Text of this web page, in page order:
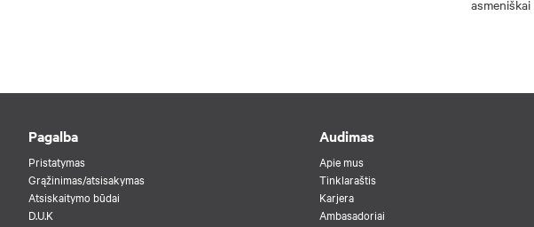
Pagalba
Pristatymas
Grąžinimas/atsisakymas
Atsiskaitymo būdai
D.U.K
Audimas
Apie mus
Tinklaraštis
Karjera
Ambasadoriai